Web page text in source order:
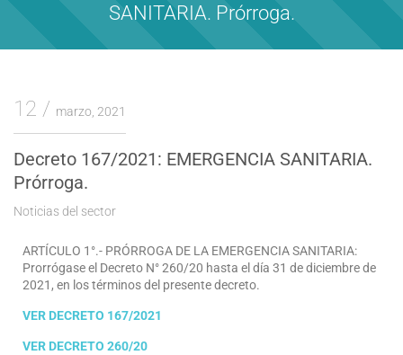
SANITARIA. Prórroga.
12 marzo, 2021
Decreto 167/2021: EMERGENCIA SANITARIA.
Prórroga.
Noticias del sector
ARTÍCULO 1°.- PRÓRROGA DE LA EMERGENCIA SANITARIA:
Prorrógase el Decreto N° 260/20 hasta el día 31 de diciembre de
2021, en los términos del presente decreto.
VER DECRETO 167/2021
VER DECRETO 260/20